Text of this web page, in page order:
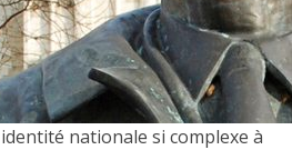
nationale si complexe à